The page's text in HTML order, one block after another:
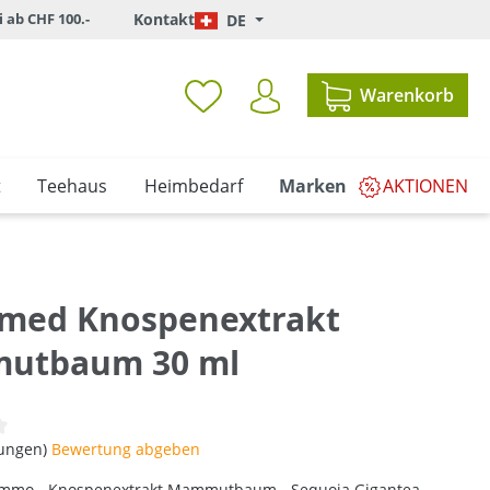
CHF 100.- Kontakt DE
Warenkorb
Teehaus Heimbedarf Marken AKTIONEN
Knospenextrakt
30 ml
Bewertung von 0 von 5 Sternen
Bewertung abgeben